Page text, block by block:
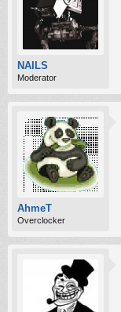
NAILS
Moderator
AhmeT
Overclocker